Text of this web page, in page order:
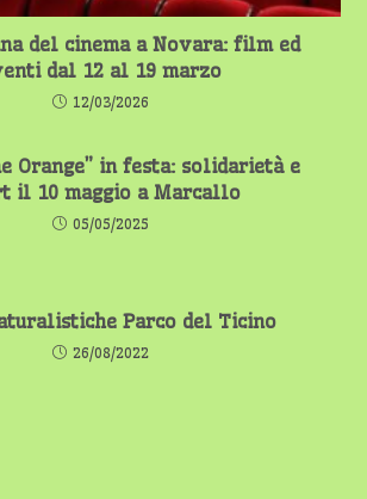
del cinema a Novara: film ed
dal 12 al 19 marzo
12/03/2026
Orange” in festa: solidarietà e
il 10 maggio a Marcallo
05/05/2025
Parco del Ticino
26/08/2022